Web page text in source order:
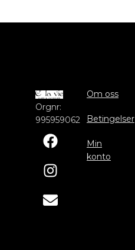
Orgnr:
995959062
Om oss
Betingelser
Min
konto